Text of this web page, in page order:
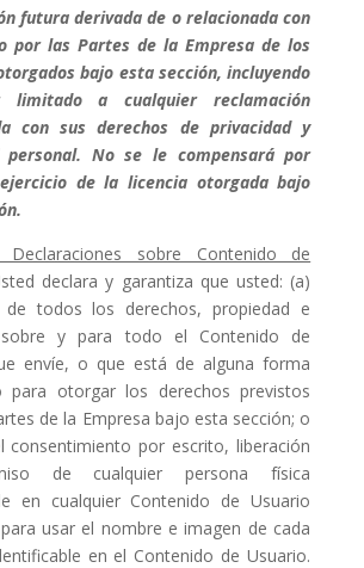
futura derivada de o relacionada con
por las Partes de la Empresa de los
bajo esta sección, incluyendo
a cualquier reclamación
con sus derechos de privacidad y
personal. No se le compensará por
de la licencia otorgada bajo
Declaraciones sobre Contenido de
declara y garantiza que usted: (a)
todos los derechos, propiedad e
sobre y para todo el Contenido de
envíe, o que está de alguna forma
para otorgar los derechos previstos
de la Empresa bajo esta sección; o
consentimiento por escrito, liberación
de cualquier persona física
en cualquier Contenido de Usuario
usar el nombre e imagen de cada
en el Contenido de Usuario.